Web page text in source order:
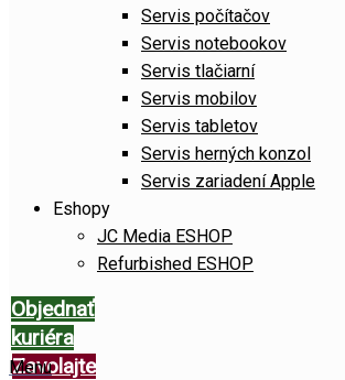
Servis počítačov
Servis notebookov
Servis tlačiarní
Servis mobilov
Servis tabletov
Servis herných konzol
Servis zariadení Apple
Eshopy
JC Media ESHOP
Refurbished ESHOP
Objednať
kuriéra
Zavolajte
Menu